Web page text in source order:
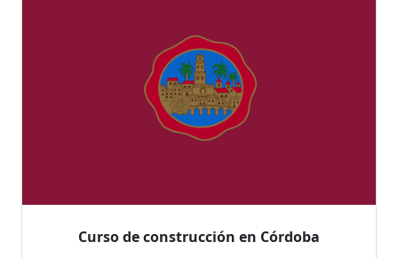
Curso de construcción en Córdoba